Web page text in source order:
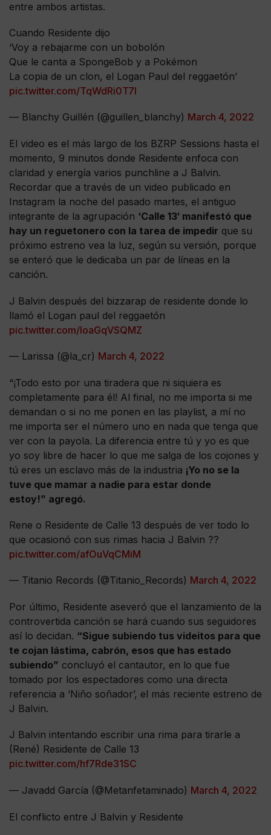
entre ambos artistas.
Cuando Residente dijo
‘Voy a rebajarme con un bobolón
Que le canta a SpongeBob y a Pokémon
La copia de un clon, el Logan Paul del reggaetón’
pic.twitter.com/TqWdRi0T7I
— Blanchy Guillén (@guillen_blanchy) March 4, 2022
El video es el más largo de los BZRP Sessions hasta el
momento, 9 minutos donde Residente enfoca con
claridad y energía varios punchline a J Balvin.
Recordar que a través de un video publicado en
Instagram la noche del pasado martes, el antiguo
integrante de la agrupación ‘Calle 13′ manifestó que
hay un reguetonero con la tarea de impedir que su
próximo estreno vea la luz, según su versión, porque
se enteró que le dedicaba un par de líneas en la
canción.
J Balvin después del bizzarap de residente donde lo
llamó el Logan paul del reggaetón
pic.twitter.com/IoaGqVSQMZ
— Larissa (@la_cr) March 4, 2022
“¡Todo esto por una tiradera que ni siquiera es
completamente para él! Al final, no me importa si me
demandan o si no me ponen en las playlist, a mí no
me importa ser el número uno en nada que tenga que
ver con la payola. La diferencia entre tú y yo es que
yo soy libre de hacer lo que me salga de los cojones y
tú eres un esclavo más de la industria ¡Yo no se la
tuve que mamar a nadie para estar donde
estoy!” agregó.
Rene o Residente de Calle 13 después de ver todo lo
que ocasionó con sus rimas hacia J Balvin ??
pic.twitter.com/afOuVqCMiM
— Titanio Records (@Titanio_Records) March 4, 2022
Por último, Residente aseveró que el lanzamiento de la
controvertida canción se hará cuando sus seguidores
así lo decidan. “Sigue subiendo tus videitos para que
te cojan lástima, cabrón, esos que has estado
subiendo” concluyó el cantautor, en lo que fue
tomado por los espectadores como una directa
referencia a ‘Niño soñador’, el más reciente estreno de
J Balvin.
J Balvin intentando escribir una rima para tirarle a
(René) Residente de Calle 13
pic.twitter.com/hf7Rde31SC
— Javadd García (@Metanfetaminado) March 4, 2022
El conflicto entre J Balvin y Residente